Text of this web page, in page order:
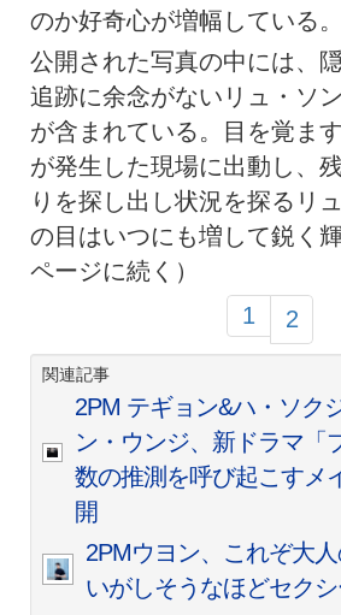
のか好奇心が増幅している。
公開された写真の中には、
追跡に余念がないリュ・ソ
が含まれている。目を覚ま
が発生した現場に出動し、
りを探し出し状況を探るリ
の目はいつにも増して鋭く
ページに続く）
1
2
関連記事
2PM テギョン&ハ・ソク
ン・ウンジ、新ドラマ「
数の推測を呼び起こすメ
開
2PMウヨン、これぞ大
いがしそうなほどセク